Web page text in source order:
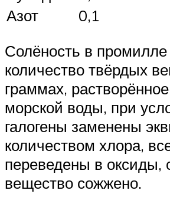
Азот
0,1
Солёность в
количество твёрдых
граммах,
морской воды, при
галогены заменены
количеством хлора,
переведены в оксиды,
вещество сожжено.